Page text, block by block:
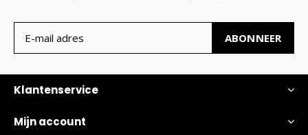
ABONNEER
Klantenservice
Mijn account